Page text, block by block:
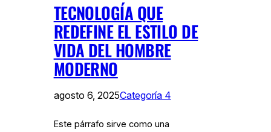
TECNOLOGÍA QUE
REDEFINE EL ESTILO DE
VIDA DEL HOMBRE
MODERNO
agosto 6, 2025Categoría 4
Este párrafo sirve como una